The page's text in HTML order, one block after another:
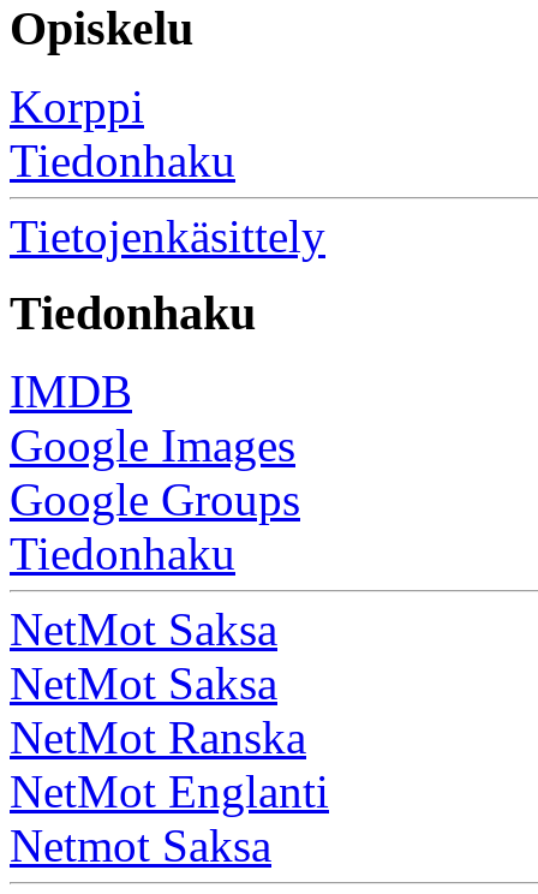
Opiskelu
Korppi
Tiedonhaku
Tietojenkäsittely
Tiedonhaku
IMDB
Google Images
Google Groups
Tiedonhaku
NetMot Saksa
NetMot Saksa
NetMot Ranska
NetMot Englanti
Netmot Saksa